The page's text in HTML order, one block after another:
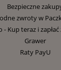
Bezpieczne
zwroty w
- Kup teraz i
Grawer
Raty PayU